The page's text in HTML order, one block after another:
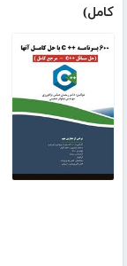
کامل)